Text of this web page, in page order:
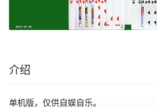
介绍
单机版，仅供自娱自乐。